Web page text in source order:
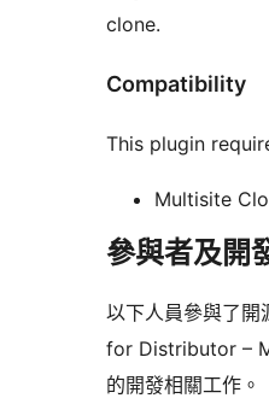
clone.
Compatibility
This plugin
Multisite
參與者及開
以下人員參與了
for Distributor –
的開發相關工作。